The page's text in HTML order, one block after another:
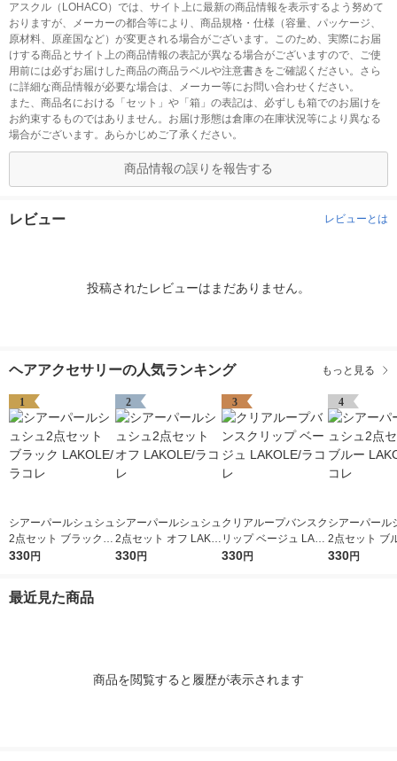
アスクル（LOHACO）では、サイト上に最新の商品情報を表示するよう努めて
おりますが、メーカーの都合等により、商品規格・仕様（容量、パッケージ、
原材料、原産国など）が変更される場合がございます。このため、実際にお届
けする商品とサイト上の商品情報の表記が異なる場合がございますので、ご使
用前には必ずお届けした商品の商品ラベルや注意書きをご確認ください。さら
に詳細な商品情報が必要な場合は、メーカー等にお問い合わせください。
また、商品名における「セット」や「箱」の表記は、必ずしも箱でのお届けを
お約束するものではありません。お届け形態は倉庫の在庫状況等により異なる
場合がございます。あらかじめご了承ください。
商品情報の誤りを報告する
レビュー レビューとは
投稿されたレビューはまだありません。
ヘアアクセサリーの人気ランキング もっと見る
1
シアーパールシュシュ
2点セット ブラック L
AKOLE/ラコレ
330円
2
シアーパールシュシュ
2点セット オフ LAKO
LE/ラコレ
330円
3
クリアループバンスク
リップ ベージュ LAK
OLE/ラコレ
330円
4
シアーパール
2点セット ブ
OLE/ラコレ
330円
最近見た商品
商品を閲覧すると履歴が表示されます